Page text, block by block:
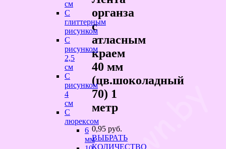
органза
с
атласным
краем
40 мм
(цв.шоколадный
70) 1
метр
0,95 руб.
ВЫБРАТЬ
КОЛИЧЕСТВО
см
С
глиттерным
рисунком
С
рисунком
2,5
см
С
рисунком
4
см
С
люрексом
6
мм